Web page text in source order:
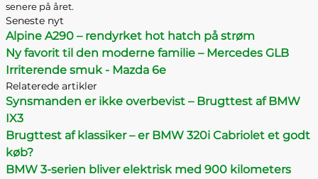
senere på året.
Seneste nyt
Alpine A290 – rendyrket hot hatch på strøm
Ny favorit til den moderne familie – Mercedes GLB
Irriterende smuk - Mazda 6e
Relaterede artikler
Synsmanden er ikke overbevist – Brugttest af BMW
IX3
Brugttest af klassiker – er BMW 320i Cabriolet et godt
køb?
BMW 3-serien bliver elektrisk med 900 kilometers